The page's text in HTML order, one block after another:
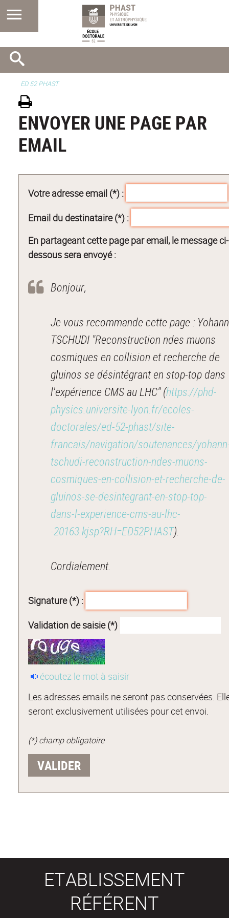
ED 52 PHAST
ENVOYER UNE PAGE PAR
EMAIL
Votre adresse email (*) :
Email du destinataire (*) :
En partageant cette page par email, le message ci-
dessous sera envoyé :
Bonjour,
Je vous recommande cette page : Yohann
TSCHUDI "Reconstruction ndes muons
cosmiques en collision et recherche de
gluinos se désintégrant en stop-top dans
l'expérience CMS au LHC" (https://phd-
physics.universite-lyon.fr/ecoles-
doctorales/ed-52-phast/site-
francais/navigation/soutenances/
tschudi-reconstruction-ndes-muons-
cosmiques-en-collision-et-recherche-de-
gluinos-se-desintegrant-en-stop-top-
dans-l-experience-cms-au-lhc-
-20163.kjsp?RH=ED52PHAST).
Cordialement.
Signature (*) :
Validation de saisie (*)
écoutez le mot à saisir
Les adresses emails ne seront pas conservées.
seront exclusivement utilisées pour cet envoi.
(*) champ obligatoire
ETABLISSEMENT
RÉFÉRENT